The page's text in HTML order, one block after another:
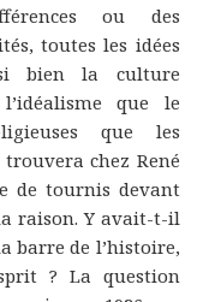
ou des
toutes les idées
bien la culture
que le
que les
chez René
de tournis devant
raison. Y avait-t-il
barre de l’histoire,
? La question